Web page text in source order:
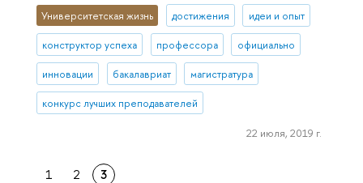
Университетская жизнь достижения идеи и опыт
конструктор успеха профессора официально
инновации бакалавриат магистратура
конкурс лучших преподавателей
22 июля, 2019 г.
1 2 3